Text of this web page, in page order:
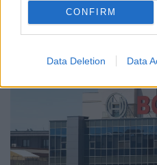
CONFIRM
Data Deletion Data
A legnagyobb verseny a
területén figyelhető meg,
jelentkező juthat egy